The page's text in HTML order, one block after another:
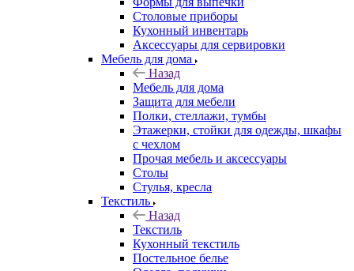
Столовые приборы
Кухонный инвентарь
Аксессуары для сервировки
Мебель для дома
Назад
Мебель для дома
Защита для мебели
Полки, стеллажи, тумбы
Этажерки, стойки для одежды, шкафы
с чехлом
Прочая мебель и аксессуары
Столы
Стулья, кресла
Текстиль
Назад
Текстиль
Кухонный текстиль
Постельное белье